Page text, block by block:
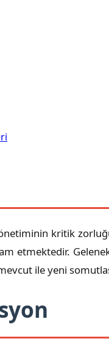
kritik
etmektedir.
ile yeni